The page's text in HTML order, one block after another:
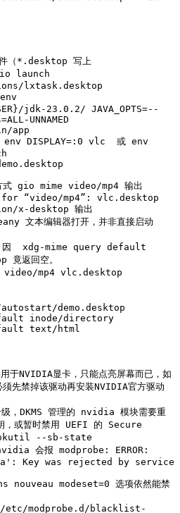
件（*.desktop 写上
launch
lxtask.desktop
jdk-23.0.2/ JAVA_OPTS=--
UNNAMED
app
上 env DISPLAY=:0 vlc  或 env
方式 gio mime video/mp4 输出
“video/mp4”: vlc.desktop
文本编辑器打开，并非直接启动
返回空。
video/mp4 vlc.desktop
text/html
须先禁掉该驱动再安装NVIDIA官方驱动
，或暂时禁用 UEFI 的 Secure
mokutil --sb-state
Key was rejected by service